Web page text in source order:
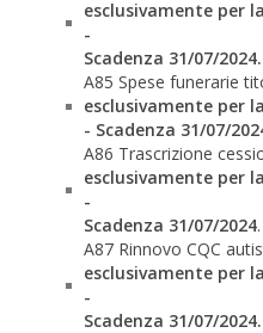
esclusivamente per
-
Scadenza 31/07/2024.
A85 Spese funerarie
esclusivamente per
- Scadenza 31/07/
A86 Trascrizione
esclusivamente per
-
Scadenza 31/07/2024.
A87 Rinnovo CQC
esclusivamente per
-
Scadenza 31/07/2024.